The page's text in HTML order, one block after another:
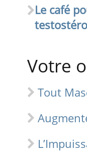
Le café
Votre
Tout